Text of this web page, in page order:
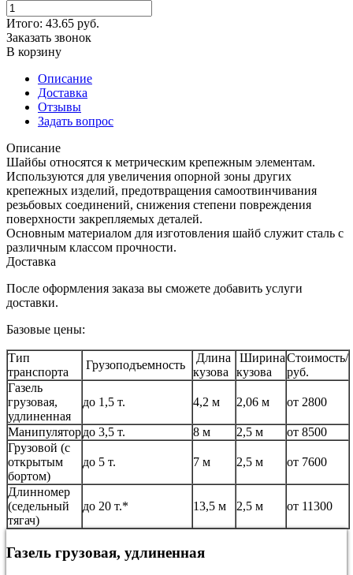
Итого: 43.65 руб.
Заказать звонок
В корзину
Описание
Доставка
Отзывы
Задать вопрос
Описание
Шайбы относятся к метрическим крепежным элементам.
Используются для увеличения опорной зоны других
крепежных изделий, предотвращения самоотвинчивания
резьбовых соединений, снижения степени повреждения
поверхности закрепляемых деталей.
Основным материалом для изготовления шайб служит сталь с
различным классом прочности.
Доставка
После оформления заказа вы сможете добавить услуги
доставки.
Базовые цены:
Тип
транспорта
Грузоподъемность
Длина
кузова
Ширина
кузова
Стоимость/
руб.
Газель
грузовая,
удлиненная
до 1,5 т. 4,2 м 2,06 м от 2800
Манипулятордо 3,5 т. 8 м 2,5 м
от 8500
Грузовой (с
открытым
бортом)
до 5 т. 7 м 2,5 м от 7600
Длинномер
(седельный
тягач)
до 20 т.* 13,5 м 2,5 м от 11300
Газель грузовая, удлиненная